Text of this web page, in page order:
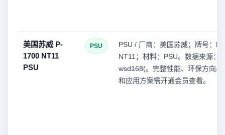
美国苏威 P-
1700 NT11
PSU
PSU
PSU / 厂商：美国苏威；牌号：P-
NT11；材料：PSU。数据来源：
wsd168(。完整性能、环保方向、
和应用方案需开通会员查看。